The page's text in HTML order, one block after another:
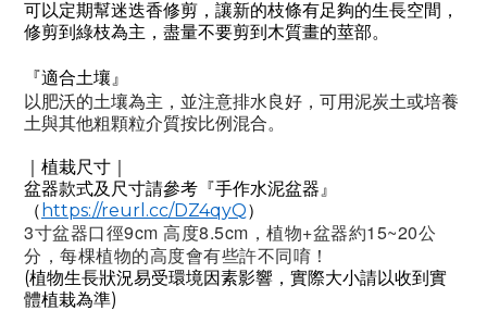
可以定期幫迷迭香修剪，讓新的枝條有足夠的生長空間，
修剪到綠枝為主，盡量不要剪到木質畫的莖部。
『適合土壤』
以肥沃的土壤為主，並注意排水良好，可用泥炭土或培養
土與其他粗顆粒介質按比例混合。
｜植栽尺寸｜
盆器款式及尺寸請參考『手作水泥盆器』
（ https://reurl.cc/DZ4qyQ）
3寸盆器口徑9cm 高度8.5cm，植物+盆器約15~20公
分，每棵植物的高度會有些許不同唷！
(植物生長狀況易受環境因素影響，實際大小請以收到實
體植栽為準)